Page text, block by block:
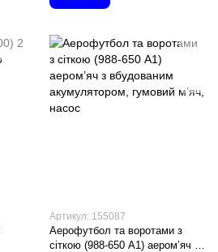
Артикул: 155087
Аерофутбол та воротами з
сіткою (988-650 A1) аером’яч з